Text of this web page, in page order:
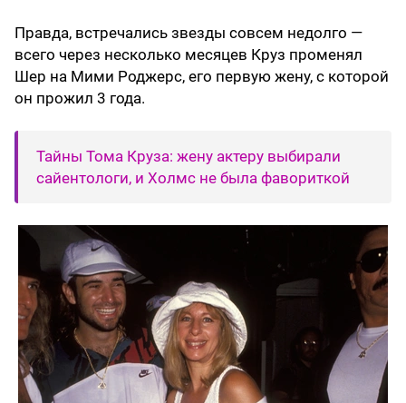
Правда, встречались звезды совсем недолго —
всего через несколько месяцев Круз променял
Шер на Мими Роджерс, его первую жену, с которой
он прожил 3 года.
Тайны Тома Круза: жену актеру выбирали
сайентологи, и Холмс не была фавориткой